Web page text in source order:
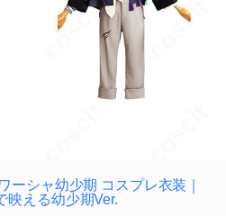
ーシャ幼少期 コスプレ衣装｜
映える幼少期Ver.